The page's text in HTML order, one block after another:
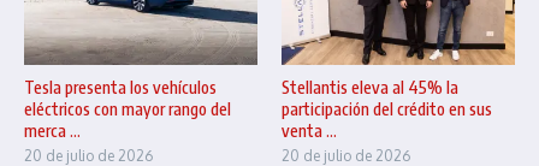
Tesla presenta los vehículos
eléctricos con mayor rango del
merca ...
20 de julio de 2026
Stellantis eleva al 45% la
participación del crédito en sus
venta ...
20 de julio de 2026